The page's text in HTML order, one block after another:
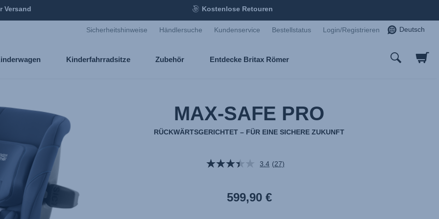
Versand Kostenlose Retouren
Sicherheitshinweise Händlersuche Kundenservice Bestellstatus Login/Registrieren Deutsch
Kinderfahrradsitze Zubehör Entdecke Britax Römer
MAX-SAFE PRO
RÜCKWÄRTSGERICHTET – FÜR EINE SICHERE ZUKUNFT
3.4 27
auf
(27)
599,90 €